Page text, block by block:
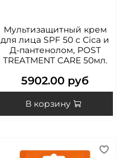
Мультизащитный крем
для лица SPF 50 с Сica и
Д-пантенолом, POST
TREATMENT CARE 50мл.
5902.00 руб
В корзину